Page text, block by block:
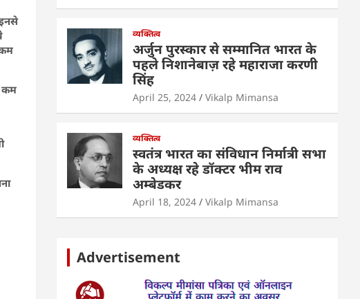
कम
व्यक्तित्व
अर्जुन पुरस्कार से सम्मानित भारत के
पहले निशानेबाज़ रहे महाराजा करणी
सिंह
April 25, 2024 Vikalp Mimansa
व्यक्तित्व
स्वतंत्र भारत का संविधान निर्मात्री सभा
के अध्यक्ष रहे डॉक्टर भीम राव
अम्बेडकर
April 18, 2024 Vikalp Mimansa
Advertisement